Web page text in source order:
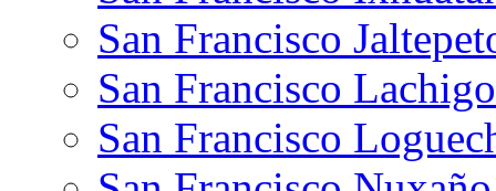
San Francisco
San Francisco
San Francisco